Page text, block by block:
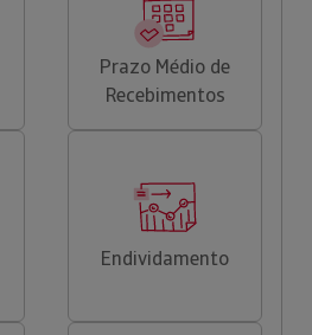
Prazo Médio de
Recebimentos
Endividamento